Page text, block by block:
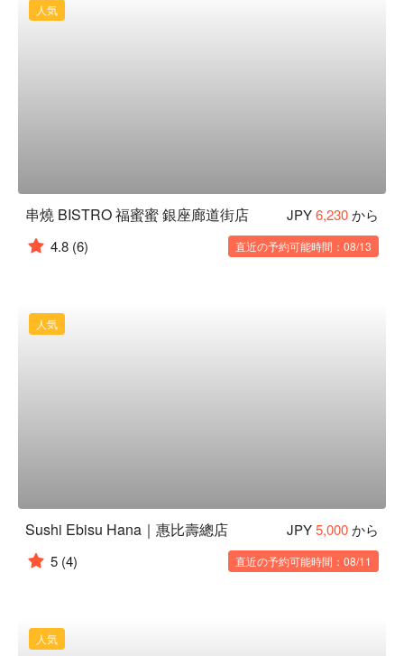
人気
串燒 BISTRO 福蜜蜜 銀座廊道街店 JPY6,230から
4.8 (6) 直近の予約可能時間：08/13
人気
Sushi Ebisu Hana｜惠比壽總店 JPY5,000から
5 (4) 直近の予約可能時間：08/11
人気